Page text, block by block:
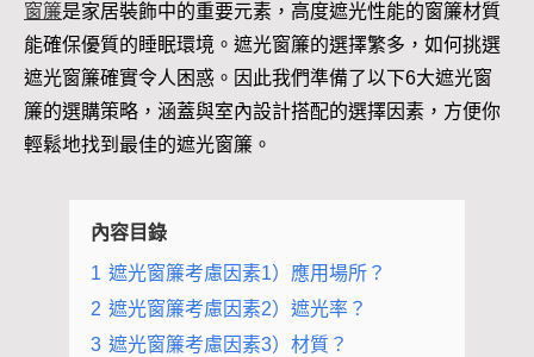
窗簾是家居裝飾中的重要元素，高度遮光性能的窗簾材質
能確保優質的睡眠環境。遮光窗簾的選擇繁多，如何挑選
遮光窗簾確實令人困惑。因此我們準備了以下6大遮光窗
簾的選購策略，涵蓋與室內設計搭配的選擇因素，方便你
輕鬆地找到最佳的遮光窗簾。
內容目錄
1 遮光窗簾考慮因素1）應用場所？
2 遮光窗簾考慮因素2）遮光率？
3 遮光窗簾考慮因素3）材質？